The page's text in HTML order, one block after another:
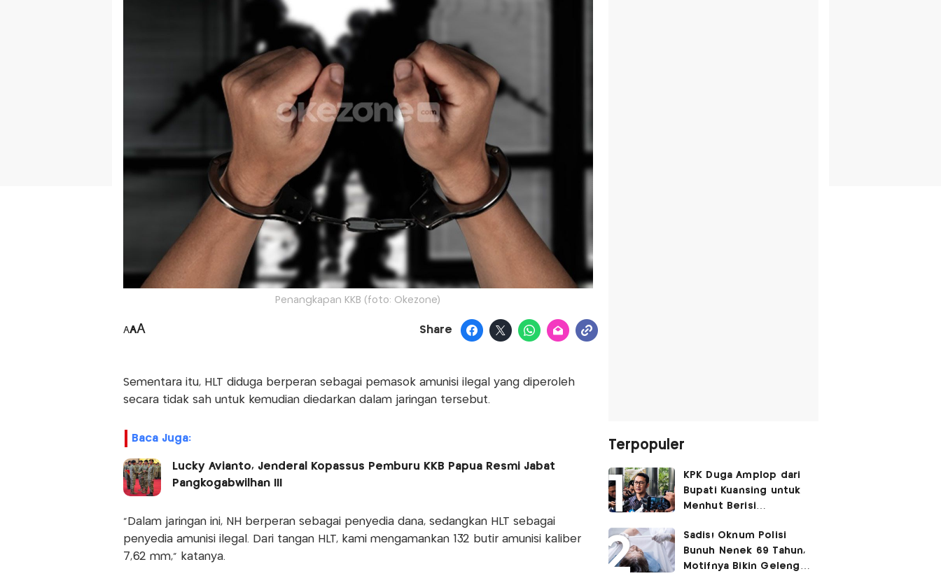
Penangkapan KKB (foto: Okezone)
AAA Share
Sementara itu, HLT diduga berperan sebagai pemasok amunisi ilegal yang diperoleh
secara tidak sah untuk kemudian diedarkan dalam jaringan tersebut.
Baca Juga:
Lucky Avianto, Jenderal Kopassus Pemburu KKB Papua Resmi Jabat
Pangkogabwilhan III
“Dalam jaringan ini, NH berperan sebagai penyedia dana, sedangkan HLT sebagai
penyedia amunisi ilegal. Dari tangan HLT, kami mengamankan 132 butir amunisi kaliber
7,62 mm,” katanya.
Terpopuler
KPK Duga Amplop dari
Bupati Kuansing untuk
Menhut Berisi
Pengembaliannya
Belum Utuh
Sadis! Oknum Polisi
Bunuh Nenek 69 Tahun,
Motifnya Bikin Geleng